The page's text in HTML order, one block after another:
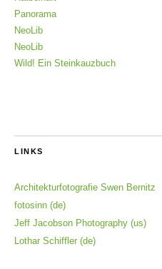
Panorama
NeoLib
NeoLib
Wild! Ein Steinkauzbuch
LINKS
Architekturfotografie Swen Bernitz
fotosinn (de)
Jeff Jacobson Photography (us)
Lothar Schiffler (de)